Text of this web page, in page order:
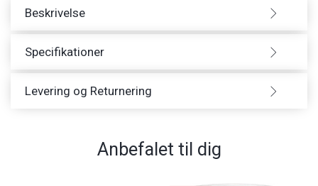
Beskrivelse
Specifikationer
Levering og Returnering
Anbefalet til dig